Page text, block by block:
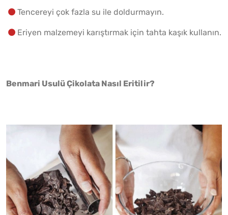
Tencereyi çok fazla su ile doldurmayın.
Eriyen malzemeyi karıştırmak için tahta kaşık kullanın.
Benmari Usulü Çikolata Nasıl Eritilir?